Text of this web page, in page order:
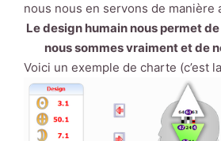
nous nous en servons de manière
Le design humain nous permet
nous sommes vraiment et de
Voici un exemple de charte (c’est